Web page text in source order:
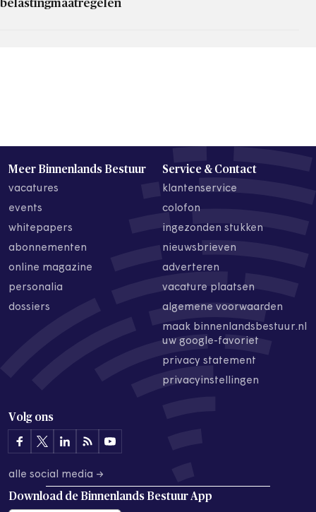
belastingmaatregelen
Meer Binnenlands Bestuur
vacatures
events
whitepapers
abonnementen
online magazine
personalia
dossiers
Service & Contact
klantenservice
colofon
ingezonden stukken
nieuwsbrieven
adverteren
vacature plaatsen
algemene voorwaarden
maak binnenlandsbestuur.nl
uw google-favoriet
privacy statement
privacyinstellingen
Volg ons
alle social media →
Download de Binnenlands Bestuur App